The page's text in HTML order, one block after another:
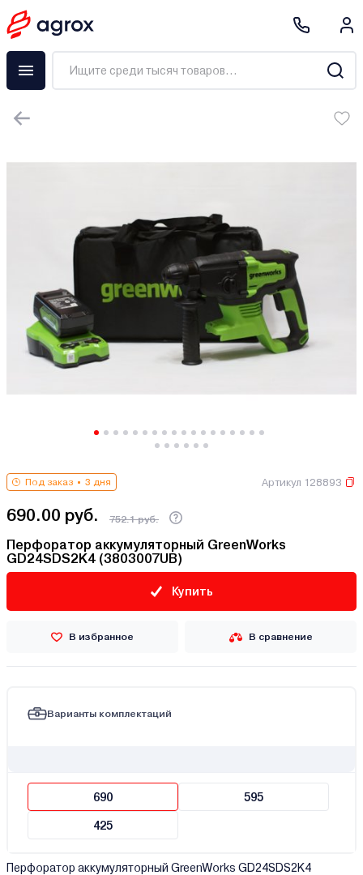
Под заказ 3 дня Артикул 128893
690.00 руб. 752.1 руб.
Перфоратор аккумуляторный GreenWorks
GD24SDS2K4 (3803007UB)
Купить
В избранное В сравнение
Варианты комплектаций
690 595
425
Перфоратор аккумуляторный GreenWorks GD24SDS2K4